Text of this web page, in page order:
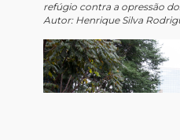
refúgio contra a opressão
Autor: Henrique Silva